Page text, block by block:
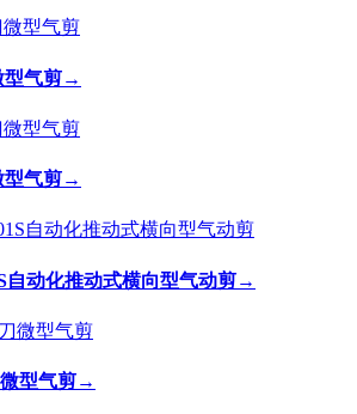
型气剪→
型气剪→
自动化推动式横向型气动剪→
型气剪→